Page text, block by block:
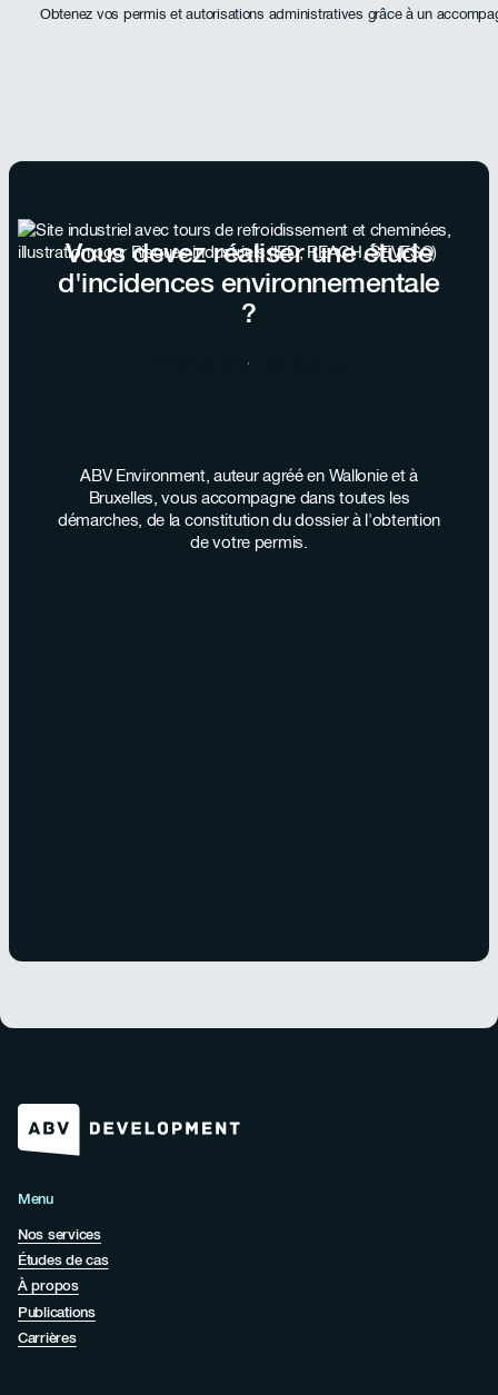
Obtenez vos permis et autorisations administratives grâce à un
Vous devez réaliser une étude
d'incidences environnementale
?
Échanger avec nos équipes
ABV Environment, auteur agréé en Wallonie et à
Bruxelles, vous accompagne dans toutes les
démarches, de la constitution du dossier à l'obtention
de votre permis.
Menu
Nos services
Études de cas
À propos
Publications
Carrières